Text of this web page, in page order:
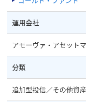
運用会社
アモーヴァ・アセット
分類
追加型投信／その他資産